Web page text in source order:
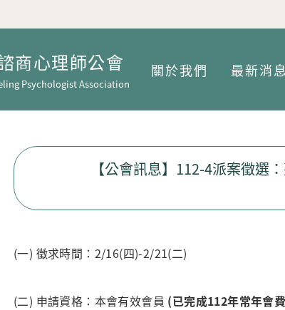
商心理師公會
Psychologist Association
關於我們 最新消息
【公會訊息】112-4派案徵選
(一) 徵求時間：2/16(四)-2/21(二)
(二) 申請資格：本會有效會員 (已完成112年常年會